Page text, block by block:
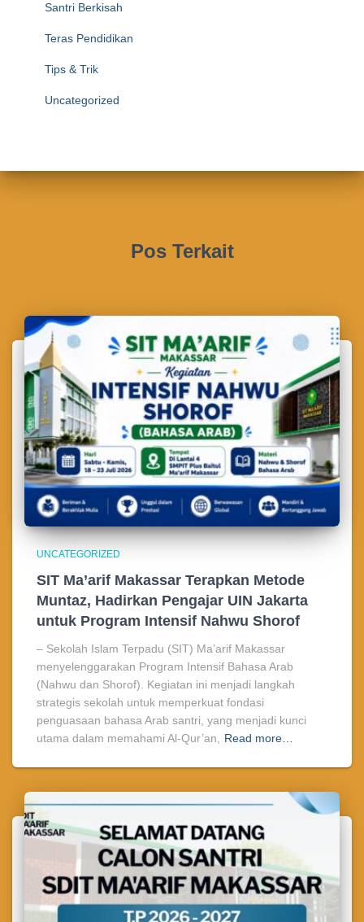
Santri Berkisah
Teras Pendidikan
Tips & Trik
Uncategorized
Pos Terkait
UNCATEGORIZED
SIT Ma’arif Makassar Terapkan Metode
Muntaz, Hadirkan Pengajar UIN Jakarta
untuk Program Intensif Nahwu Shorof
– Sekolah Islam Terpadu (SIT) Ma’arif Makassar
menyelenggarakan Program Intensif Bahasa Arab
(Nahwu dan Shorof). Kegiatan ini menjadi langkah
strategis sekolah untuk memperkuat fondasi
penguasaan bahasa Arab santri, yang menjadi kunci
utama dalam memahami Al-Qur’an,
Read more…